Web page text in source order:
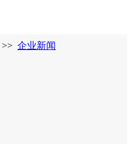
>> 企业新闻